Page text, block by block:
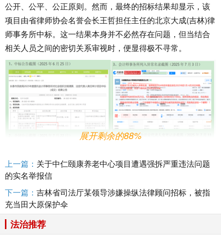
公开、公平、公正原则。然而，最终的招标结果却显示，该
项目由省律师协会名誉会长王哲担任主任的北京大成(吉林)律
师事务所中标。这一结果本身并不必然存在问题，但当结合
相关人员之间的密切关系审视时，便显得极不寻常。
王哲身为省律协名誉会长，与担任省律师行业党委书记
的林松和担任省律师协会会长的田大原存在紧密的职务关联
展开剩余的88%
上一篇： 关于中仁颐康养老中心项目遭遇强拆严重违法问题
的实名举报信
下一篇： 吉林省司法厅某领导涉嫌操纵法律顾问招标，被指
充当田大原保护伞
法治推荐